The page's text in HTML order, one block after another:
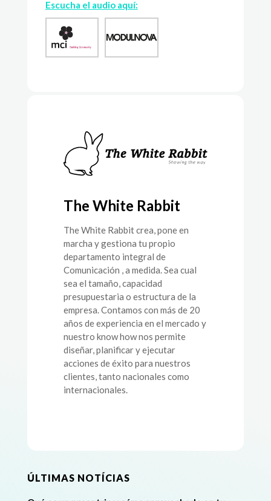
Escucha el audio aquí:
The White Rabbit
The White Rabbit crea, pone en
marcha y gestiona tu propio
departamento integral de
Comunicación , a medida. Sea cual
sea el tamaño, capacidad
presupuestaria o estructura de la
empresa. Contamos con más de 20
años de experiencia en el mercado y
nuestro know how nos permite
diseñar, planificar y ejecutar
acciones de éxito para nuestros
clientes, tanto nacionales como
internacionales.
ÚLTIMAS NOTÍCIAS